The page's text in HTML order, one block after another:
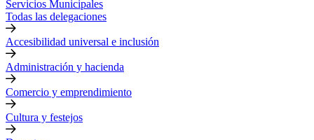
Servicios Municipales
Todas las delegaciones
Accesibilidad universal e inclusión
Administración y hacienda
Comercio y emprendimiento
Cultura y festejos